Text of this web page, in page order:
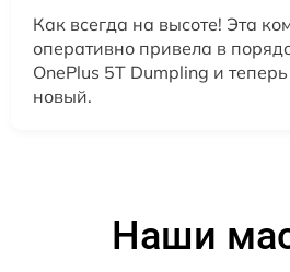
Как всегда на высоте! Эта
оперативно привела в
OnePlus 5T Dumpling и
новый.
Наши